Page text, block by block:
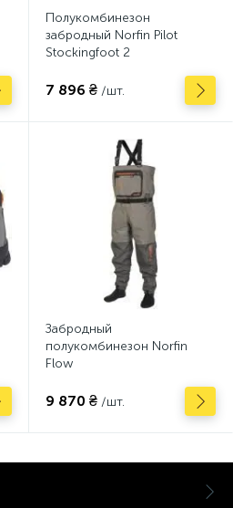
Полукомбинезон
забродный Norfin Pilot
Stockingfoot 2
7 896 ₴ /шт.
Забродный
полукомбинезон Norfin
Flow
9 870 ₴ /шт.